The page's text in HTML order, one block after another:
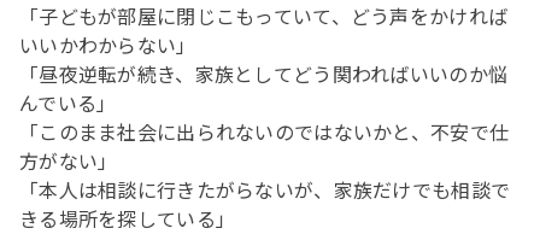
「子どもが部屋に閉じこもっていて、どう声をかければ
いいかわからない」
「昼夜逆転が続き、家族としてどう関わればいいのか悩
んでいる」
「このまま社会に出られないのではないかと、不安で仕
方がない」
「本人は相談に行きたがらないが、家族だけでも相談で
きる場所を探している」